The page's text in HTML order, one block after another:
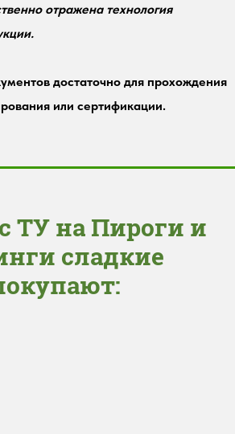
отражена технология
достаточно для прохождения
или сертификации.
ТУ на Пироги и
сладкие